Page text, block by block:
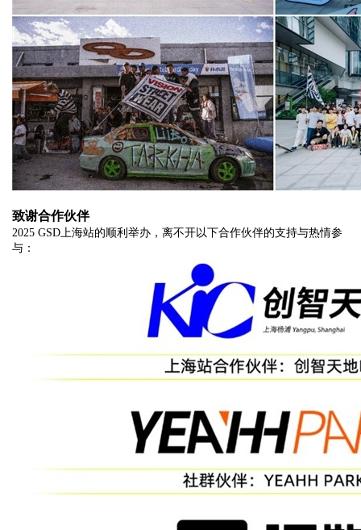
致谢合作伙伴
2025 GSD上海站的顺利举办，离不开以下合作伙伴的支持与热情参
与：